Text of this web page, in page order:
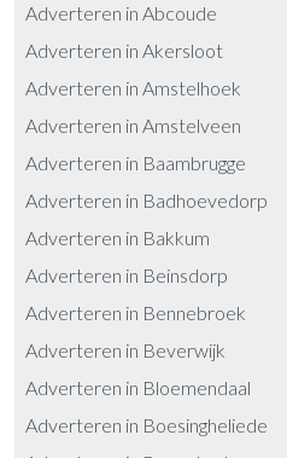
Adverteren in Abcoude
Adverteren in Akersloot
Adverteren in Amstelhoek
Adverteren in Amstelveen
Adverteren in Baambrugge
Adverteren in Badhoevedorp
Adverteren in Bakkum
Adverteren in Beinsdorp
Adverteren in Bennebroek
Adverteren in Beverwijk
Adverteren in Bloemendaal
Adverteren in Boesingheliede